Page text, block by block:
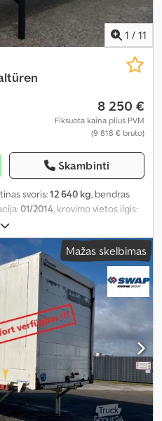
1 / 11
8 250 €
Fiksuota kaina plius PVM
(9 818 € bruto)
Skambinti
svoris:12 640 kg, bendras
01/2014 , krovimo vietos ilgis:
tūris:49 m³, bendras plotis:
mm , Gamybos metai: 2014,
Mažas skelbimas